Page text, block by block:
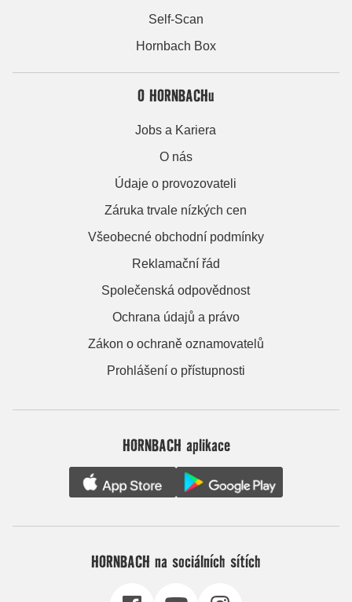
Self-Scan
Hornbach Box
O HORNBACHu
Jobs a Kariera
O nás
Údaje o provozovateli
Záruka trvale nízkých cen
Všeobecné obchodní podmínky
Reklamační řád
Společenská odpovědnost
Ochrana údajů a právo
Zákon o ochraně oznamovatelů
Prohlášení o přístupnosti
HORNBACH aplikace
HORNBACH na sociálních sítích